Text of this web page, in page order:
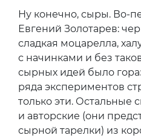
Ну конечно, сыры. Во-
Евгений Золотарев:
сладкая моцарелла,
с начинками и без
сырных идей было
ряда экспериментов
только эти.
и авторские (они
сырной тарелки) из